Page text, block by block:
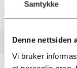
Samtykke
Denne nettsiden
Vi bruker
Med denne HP-
fargegjengivelsen
UTVIDET